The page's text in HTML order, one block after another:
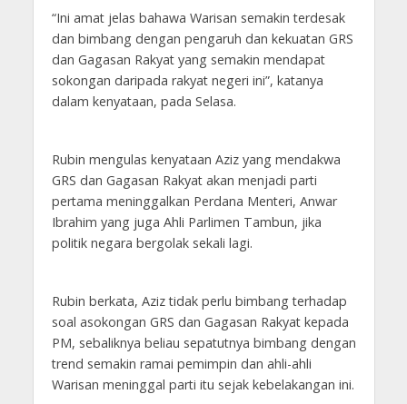
“Ini amat jelas bahawa Warisan semakin terdesak
dan bimbang dengan pengaruh dan kekuatan GRS
dan Gagasan Rakyat yang semakin mendapat
sokongan daripada rakyat negeri ini”, katanya
dalam kenyataan, pada Selasa.
Rubin mengulas kenyataan Aziz yang mendakwa
GRS dan Gagasan Rakyat akan menjadi parti
pertama meninggalkan Perdana Menteri, Anwar
Ibrahim yang juga Ahli Parlimen Tambun, jika
politik negara bergolak sekali lagi.
Rubin berkata, Aziz tidak perlu bimbang terhadap
soal asokongan GRS dan Gagasan Rakyat kepada
PM, sebaliknya beliau sepatutnya bimbang dengan
trend semakin ramai pemimpin dan ahli-ahli
Warisan meninggal parti itu sejak kebelakangan ini.